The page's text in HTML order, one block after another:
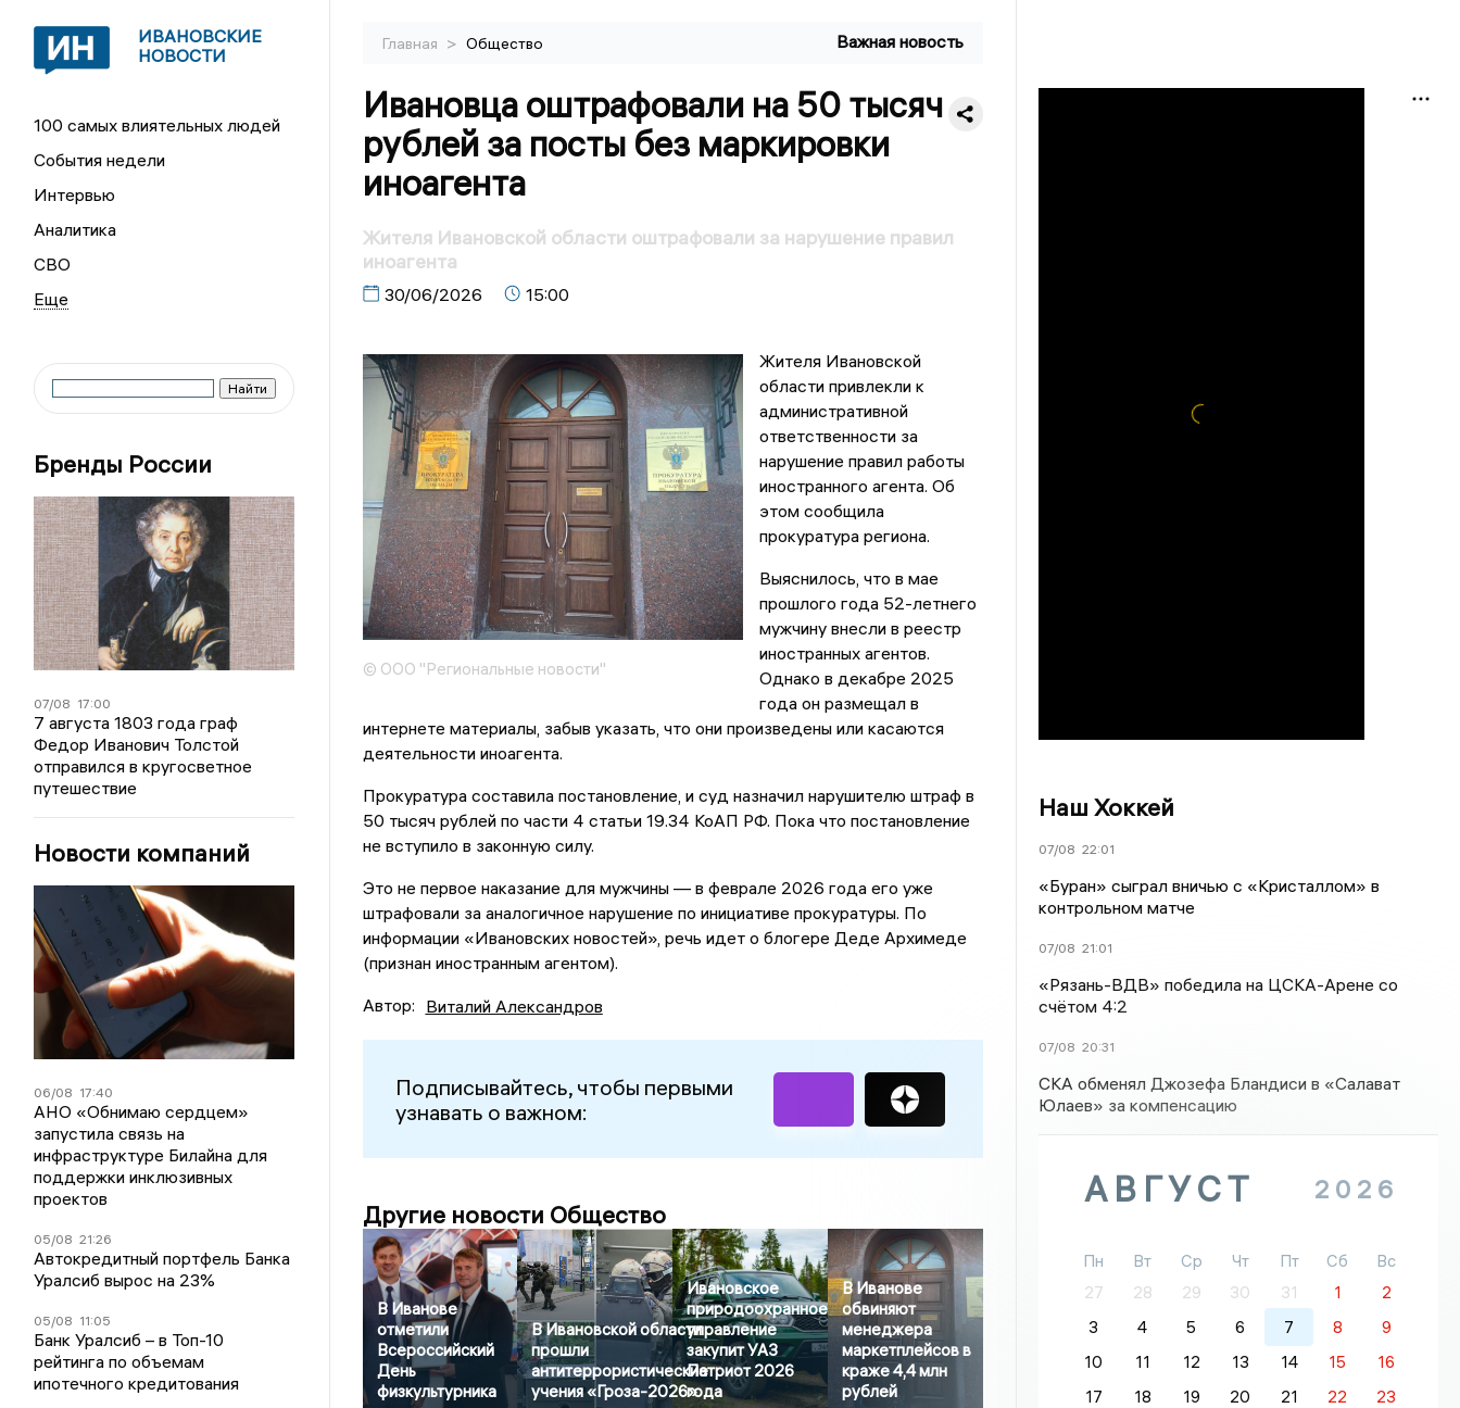
ИВАНОВСКИЕ
НОВОСТИ
100 самых влиятельных людей
События недели
Интервью
Аналитика
СВО
Бренды России
07/08 17:00
7 августа 1803 года граф
Федор Иванович Толстой
отправился в кругосветное
путешествие
Новости компаний
06/08 17:40
АНО «Обнимаю сердцем»
запустила связь на
инфраструктуре Билайна для
поддержки инклюзивных
проектов
05/08 21:26
Автокредитный портфель Банка
Уралсиб вырос на 23%
05/08 11:05
Банк Уралсиб – в Топ-10
рейтинга по объемам
ипотечного кредитования
Главная > Общество Важная новость
Ивановца оштрафовали на 50 тысяч
рублей за посты без маркировки
иноагента
Жителя Ивановской области оштрафовали за нарушение правил
иноагента
30/06/2026 15:00
© ООО "Региональные новости"
Жителя Ивановской
области привлекли к
административной
ответственности за
нарушение правил работы
иностранного агента. Об
этом сообщила
прокуратура региона.
Выяснилось, что в мае
прошлого года 52-летнего
мужчину внесли в реестр
иностранных агентов.
Однако в декабре 2025
года он размещал в
интернете материалы, забыв указать, что они произведены или касаются
деятельности иноагента.
Прокуратура составила постановление, и суд назначил нарушителю штраф в
50 тысяч рублей по части 4 статьи 19.34 КоАП РФ. Пока что постановление
не вступило в законную силу.
Это не первое наказание для мужчины — в феврале 2026 года его уже
штрафовали за аналогичное нарушение по инициативе прокуратуры. По
информации «Ивановских новостей», речь идет о блогере Деде Архимеде
(признан иностранным агентом).
Автор: Виталий Александров
Подписывайтесь, чтобы первыми
узнавать о важном:
Другие новости Общество
В Иванове
отметили
Всероссийский
День
физкультурника
В Ивановской области
прошли
антитеррористические
учения «Гроза-2026»
Ивановское
природоохранное
управление
закупит УАЗ
Патриот 2026
года
В Иванове
обвиняют
менеджера
маркетплейсов в
краже 4,4 млн
рублей
Наш Хоккей
07/08 22:01
«Буран» сыграл вничью с «Кристаллом» в
контрольном матче
07/08 21:01
«Рязань-ВДВ» победила на ЦСКА-Арене со
счётом 4:2
07/08 20:31
СКА обменял Джозефа Бландиси в «Салават
Юлаев» за компенсацию
АВГУСТ 2026
Пн Вт Ср Чт Пт Сб
Вс
27
28 29 30 31 1
2
3
4 5 6 7 8
9
10
11 12 13 14 15
16
17
18 19 20 21 22
23